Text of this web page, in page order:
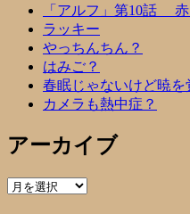
「アルフ」第10話
ラッキー
やっちんちん？
はみご？
春眠じゃないけど暁を
カメラも熱中症？
アーカイブ
ア